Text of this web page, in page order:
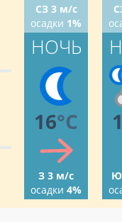
СЗ 3 м/с
осадки 1%
НОЧЬ
16°C
З 3 м/с
осадки 4%